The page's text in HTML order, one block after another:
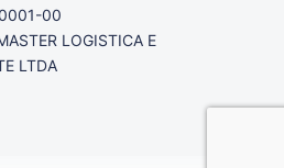
00
LOGISTICA E
LTDA